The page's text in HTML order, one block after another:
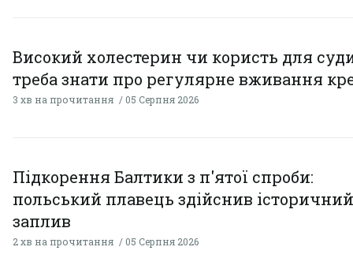
Високий холестерин чи користь для
треба знати про регулярне вживання
3 хв на прочитання 05 Серпня 2026
Підкорення Балтики з п'ятої спроби:
польський плавець здійснив історичний
заплив
2 хв на прочитання 05 Серпня 2026